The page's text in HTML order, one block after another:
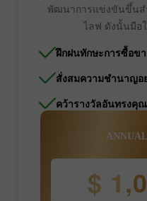
พัฒนาการแข่งขันขึ้นส
ไลฟ ดังนั้นมือ
ฝึกฝนทักษะการซื้อข
สั่งสมความชำนาญอ
คว้ารางวัลอันทรงคุ
$